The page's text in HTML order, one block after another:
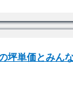
坪単価とみん